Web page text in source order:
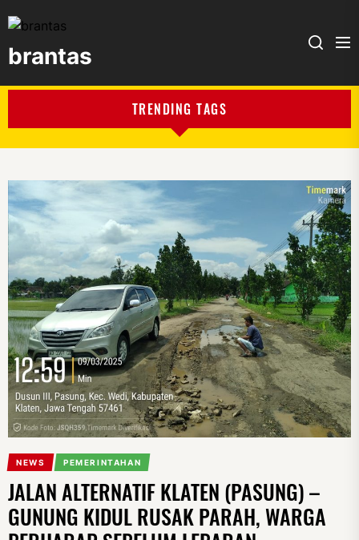
brantas
TRENDING TAGS
NEWS PEMERINTAHAN
JALAN ALTERNATIF KLATEN (PASUNG) –
GUNUNG KIDUL RUSAK PARAH, WARGA